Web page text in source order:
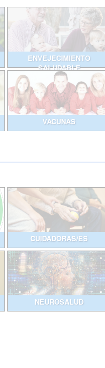
ENVEJECIMIENTO
SALUDABLE
VACUNAS
CUIDADORAS/ES
NEUROSALUD